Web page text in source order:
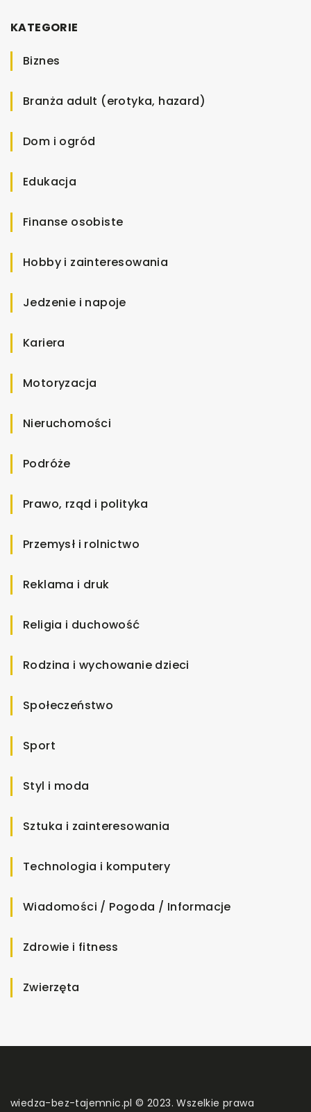
KATEGORIE
Biznes
Branża adult (erotyka, hazard)
Dom i ogród
Edukacja
Finanse osobiste
Hobby i zainteresowania
Jedzenie i napoje
Kariera
Motoryzacja
Nieruchomości
Podróże
Prawo, rząd i polityka
Przemysł i rolnictwo
Reklama i druk
Religia i duchowość
Rodzina i wychowanie dzieci
Społeczeństwo
Sport
Styl i moda
Sztuka i zainteresowania
Technologia i komputery
Wiadomości / Pogoda / Informacje
Zdrowie i fitness
Zwierzęta
wiedza-bez-tajemnic.pl © 2023. Wszelkie prawa